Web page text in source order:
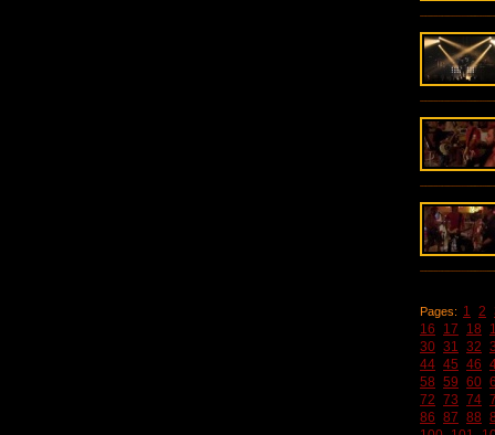
Pages: 1 2
16
17 18
30 31 32
44 45 46
58 59 60
72 73 74
86 87 88